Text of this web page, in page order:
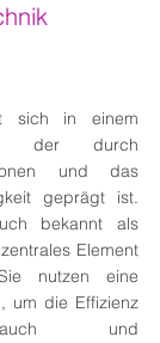
sich in einem
der durch
und das
geprägt ist.
bekannt als
Element
nutzen eine
um die Effizienz
und